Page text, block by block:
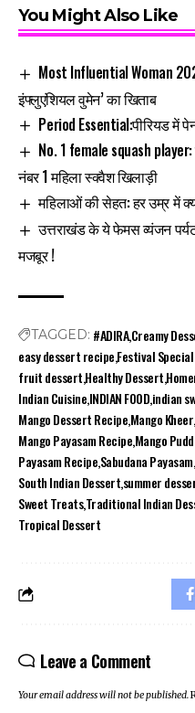
You Might Also Like
Most Influential Woman
इंफ्लुएंशियल वुमेन’ का खिताब
Period Essential:पीरियड में
No. 1 female squash
नंबर 1 महिला स्क्वैश खिलाड़ी
महिलाओं की सेहत: हर उम्र में
उत्तराखंड के ये फेमस व्यंजन
मजबूर !
TAGGED: #ADIRACreamy
easy dessert recipeFestival
fruit dessertHealthy Dessert
Indian CuisineINDIAN FOODindian
Mango Dessert RecipeMango Kheer
Mango Payasam RecipeMango
Payasam RecipeSabudana Payasam
South Indian Dessertsummer
Sweet TreatsTraditional Indian
Tropical Dessert
Leave a Comment
Your email address will not be published.